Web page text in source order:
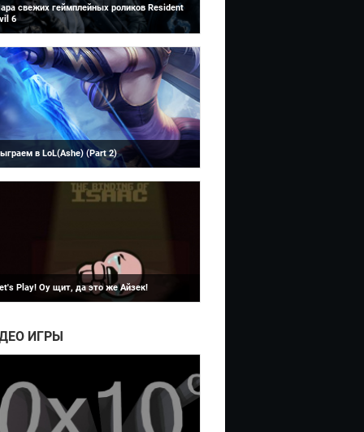
свежих геймплейных роликов Resident
6
Японская компания Capcom представила
of Legends
в LoL(Ashe) (Part 2)
Играем в LoL, я не профи, но нравиться игра.
of Isaac
Play! Оу щит, да это же Айзек!
Первый выпуск "давайте играть" по игре THE
ИГРЫ